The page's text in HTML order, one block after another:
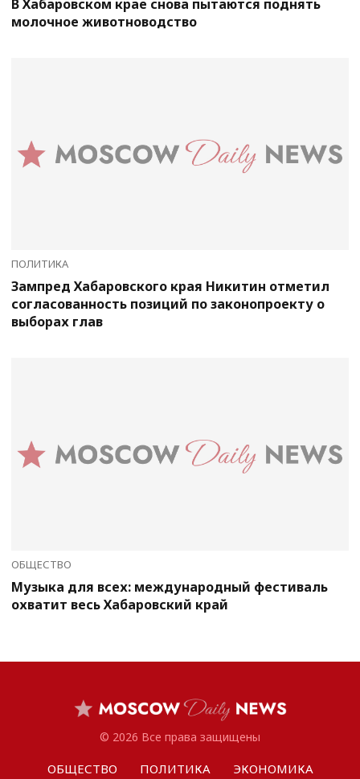
В Хабаровском крае снова пытаются поднять
молочное животноводство
ПОЛИТИКА
Зампред Хабаровского края Никитин отметил
согласованность позиций по законопроекту о
выборах глав
ОБЩЕСТВО
Музыка для всех: международный фестиваль
охватит весь Хабаровский край
© 2026 Все права защищены
ОБЩЕСТВО ПОЛИТИКА ЭКОНОМИКА